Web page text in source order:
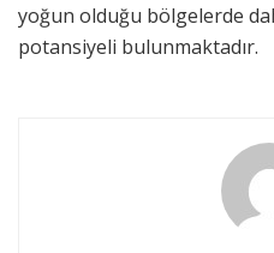
yoğun olduğu bölgelerde
potansiyeli bulunmaktadır.